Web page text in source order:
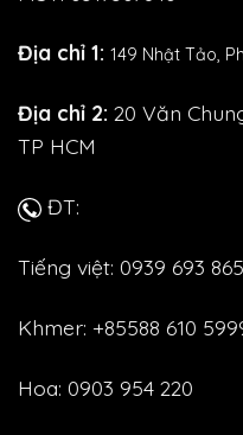
Địa chỉ 1: 149 Nhật Tảo,
Địa chỉ 2: 20 Văn
TP HCM
ĐT:
Tiếng việt: 0939 693
Khmer: +85588 610
Hoa: 0903 954 220